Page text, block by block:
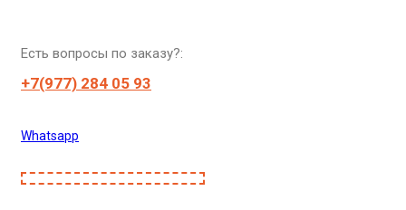
Есть вопросы по заказу?:
+7(977) 284 05 93
Whatsapp